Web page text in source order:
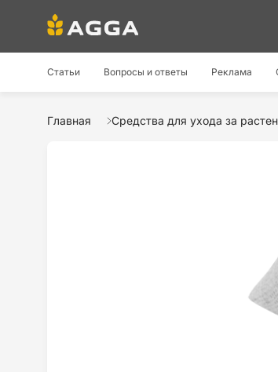
Статьи Вопросы и ответы Реклама
Главная Средства для ухода за